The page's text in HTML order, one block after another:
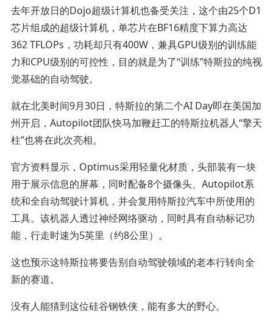
去年开放日的Dojo超级计算机也备受关注，这个由25个D1
芯片组成的超级计算机，单芯片在BF16精度下算力高达
362 TFLOPs，功耗却只有400W，兼具GPU级别的训练能
力和CPU级别的可控性，目的就是为了“训练”特斯拉的纯视
觉基础的自动驾驶。
就在北美时间9月30日，特斯拉的第二个AI Day即在美国加
州开启，Autopilot团队快马加鞭赶工的特斯拉机器人“擎天
柱”也将在此次亮相。
官方资料显示，Optimus采用轻量化材质，头部装有一块
用于展示信息的屏幕，同时配备8个摄像头、Autopilot系
统和全自动驾驶计算机，并会复用特斯拉汽车中所使用的
工具。该机器人透过神经网络驱动，同时具有自动标记功
能，行走时速为5英里（约8公里）。
这也预示这特斯拉将要告别自动驾驶领域的老本行转向全
新的赛道。
没有人能猜到这位硅谷钢铁侠，能有多大的野心。